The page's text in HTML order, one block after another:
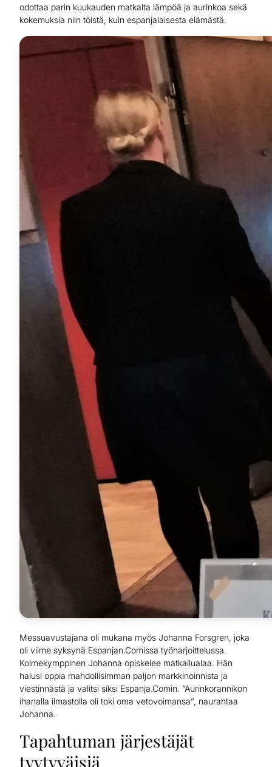
odottaa parin kuukauden matkalta lämpöä ja aurinkoa sekä
kokemuksia niin töistä, kuin espanjalaisesta elämästä.
Messuavustajana oli mukana myös Johanna Forsgren, joka
oli viime syksynä Espanjan.Comissa työharjoittelussa.
Kolmekymppinen Johanna opiskelee matkailualaa. Hän
halusi oppia mahdollisimman paljon markkinoinnista ja
viestinnästä ja valitsi siksi Espanja.Comin. ”Aurinkorannikon
ihanalla ilmastolla oli toki oma vetovoimansa”, naurahtaa
Johanna.
Tapahtuman järjestäjät
tyytyväisiä